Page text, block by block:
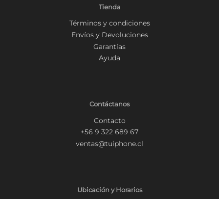
Tienda
Términos y condiciones
Envíos y Devoluciones
Garantías
Ayuda
Contáctanos
Contacto
+56 9 322 689 67
ventas@tuiphone.cl
Ubicación y Horarios